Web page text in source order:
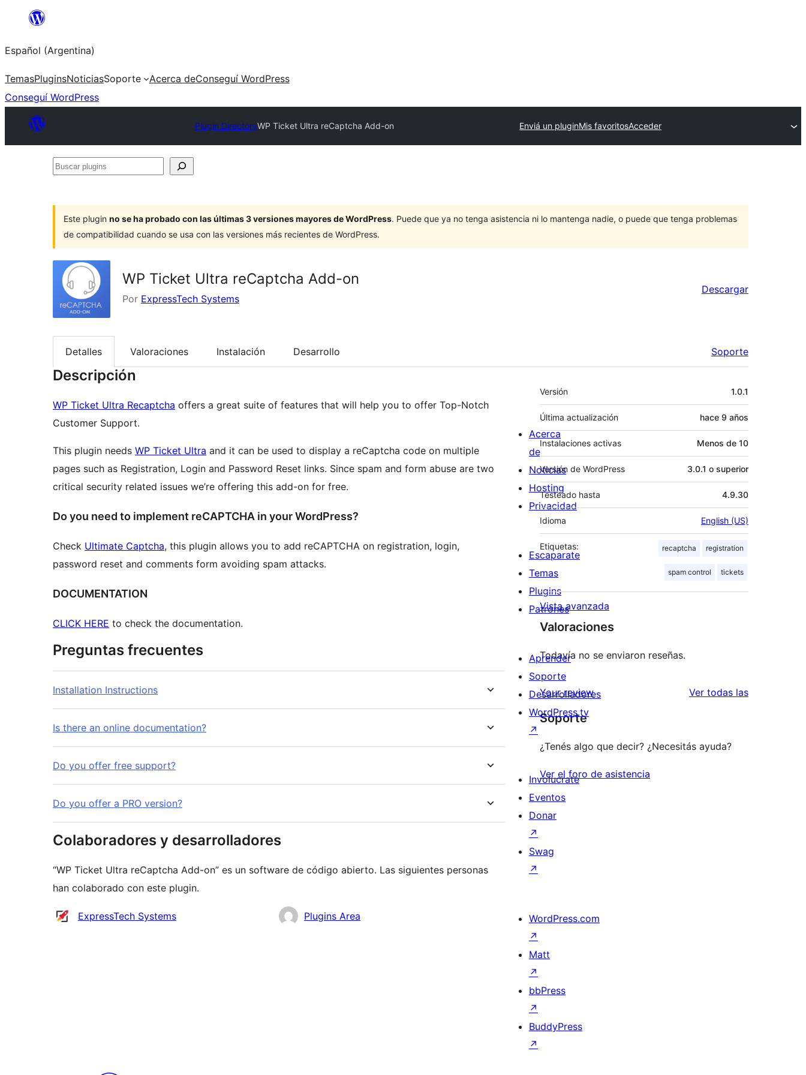
Saltar
contenido
Español (Argentina)
TemasPluginsNoticiasSoporte Acerca deConseguí WordPress
Conseguí WordPress
Plugin DirectoryWP Ticket Ultra reCaptcha Add-on Enviá un pluginMis favoritosAcceder
Buscar
Este plugin no se ha probado con las últimas 3 versiones mayores de WordPress. Puede que ya no tenga asistencia ni lo mantenga nadie, o puede que tenga problemas
de compatibilidad cuando se usa con las versiones más recientes de WordPress.
WP Ticket Ultra reCaptcha Add-on
Por ExpressTech Systems
Descargar
Detalles Valoraciones Instalación Desarrollo Soporte
Descripción
WP Ticket Ultra Recaptcha offers a great suite of features that will help you to offer Top-Notch
Customer Support.
This plugin needs WP Ticket Ultra and it can be used to display a reCaptcha code on multiple
pages such as Registration, Login and Password Reset links. Since spam and form abuse are two
critical security related issues we’re offering this add-on for free.
Do you need to implement reCAPTCHA in your WordPress?
Check Ultimate Captcha, this plugin allows you to add reCAPTCHA on registration, login,
password reset and comments form avoiding spam attacks.
DOCUMENTATION
CLICK HERE to check the documentation.
Preguntas frecuentes
Installation Instructions
Is there an online documentation?
Do you offer free support?
Do you offer a PRO version?
Colaboradores y desarrolladores
“WP Ticket Ultra reCaptcha Add-on” es un software de código abierto. Las siguientes personas
han colaborado con este plugin.
Colaboradores
ExpressTech Systems Plugins Area
Meta
Versión 1.0.1
Última actualización hace 9 años
Instalaciones activas Menos de 10
Versión de WordPress 3.0.1 o superior
Testeado hasta 4.9.30
Idioma English (US)
Etiquetas: recaptcha registration
spam control tickets
Vista avanzada
Valoraciones
Todavía no se enviaron reseñas.
Your review Ver todas lasreseñas
Soporte
¿Tenés algo que decir? ¿Necesitás ayuda?
Ver el foro de asistencia
Acerca
de
Noticias
Hosting
Privacidad
Escaparate
Temas
Plugins
Patrones
Aprender
Soporte
Desarrolladores
WordPress.tv
↗
Involucrate
Eventos
Donar
↗
Swag
↗
WordPress.com
↗
Matt
↗
bbPress
↗
BuddyPress
↗